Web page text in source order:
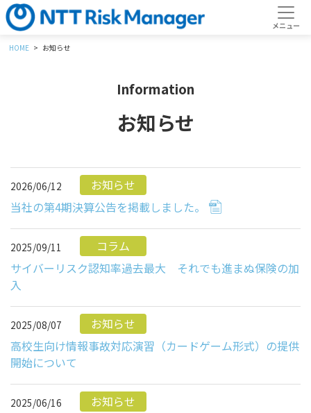
HOME お知らせ
Information
お知らせ
2026/06/12
お知らせ
当社の第4期決算公告を掲載しました。
2025/09/11
コラム
サイバーリスク認知率過去最大 それでも進まぬ保険の加
入
2025/08/07
お知らせ
高校生向け情報事故対応演習（カードゲーム形式）の提供
開始について
2025/06/16
お知らせ